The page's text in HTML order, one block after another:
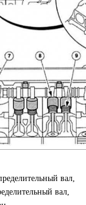
вал,
вал,